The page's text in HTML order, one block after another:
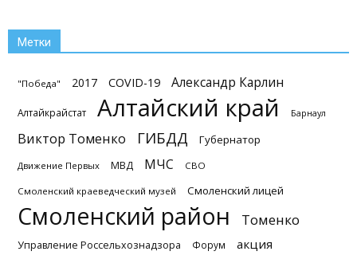
Метки
"Победа" 2017 COVID-19 Александр Карлин
Алтайкрайстат Алтайский край Барнаул
Виктор Томенко ГИБДД Губернатор
Движение Первых МВД МЧС СВО
Смоленский краеведческий музей Смоленский лицей
Смоленский район Томенко
Управление Россельхознадзора Форум акция